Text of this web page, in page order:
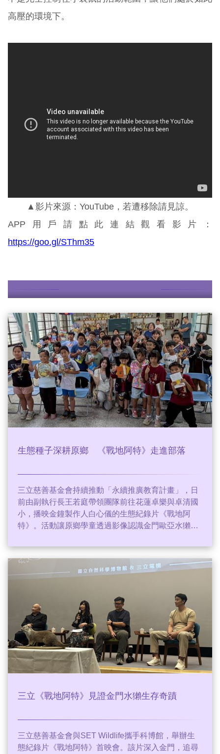
高壓的環境下。
▲影片來源：YouTube，若遭移除請見諒。
APP用戶請點此連結觀看影片：
https://goo.gl/SThm35
生態種子深耕原鄉 《戰地阿特》走進部落
三立慈善基金會持續推動「永續推廣教育計畫」，日
前由副執行長王若庭帶領團隊前往花蓮卓樂與卓清國
小，播映金鐘製作人白心儀的生態紀錄片《戰地阿
特》。活動讓原鄉學童透過影像認識金門歐亞水獺，
抱，台灣的精靈》，未來更規劃讓孩子北上參與永續
博覽會與小小主播營，透過多元行動深耕偏鄉教育，
實踐生物多樣性與環境永續目標。
三立《戰地阿特》見證金門水獺生存奇蹟
三立慈善基金會與SET Wildlife攜手科博館，舉辦生
態紀錄片《戰地阿特》首映會。該片深入金門，追尋